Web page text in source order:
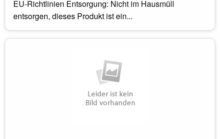
EU-Richtlinien Entsorgung: Nicht im Hausmüll
entsorgen, dieses Produkt ist ein...